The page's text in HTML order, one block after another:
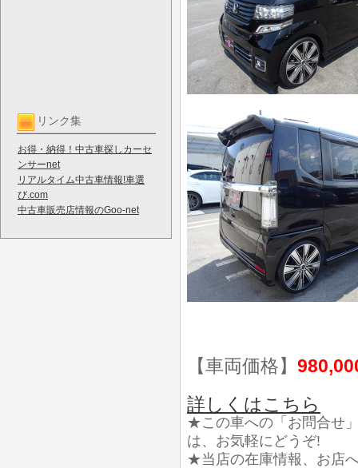
リンク集
お得・納得！中古車探しカーセ
ンサーnet
リアルタイム中古車情報!車選
び.com
中古車販売店情報のGoo-net
【車両価格】
詳しくはこちら
★この車への「お問合せ
は、お気軽にどうぞ!
★当店の在庫情報、お店